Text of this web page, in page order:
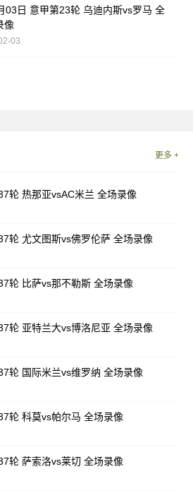
03日 意甲第23轮 乌迪内斯vs罗马 全
像
03
更多 +
轮 热那亚vsAC米兰 全场录像
轮 尤文图斯vs佛罗伦萨 全场录像
轮 比萨vs那不勒斯 全场录像
轮 亚特兰大vs博洛尼亚 全场录像
轮 国际米兰vs维罗纳 全场录像
轮 科莫vs帕尔马 全场录像
轮 萨索洛vs莱切 全场录像